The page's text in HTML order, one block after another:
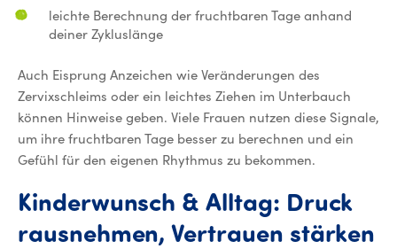
leichte Berechnung der fruchtbaren Tage anhand
deiner Zykluslänge
Auch Eisprung Anzeichen wie Veränderungen des
Zervixschleims oder ein leichtes Ziehen im Unterbauch
können Hinweise geben. Viele Frauen nutzen diese Signale,
um ihre fruchtbaren Tage besser zu berechnen und ein
Gefühl für den eigenen Rhythmus zu bekommen.
Kinderwunsch & Alltag: Druck
rausnehmen, Vertrauen stärken